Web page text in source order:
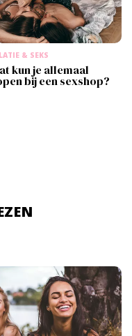
& SEKS
kun je allemaal
bij een sexshop?